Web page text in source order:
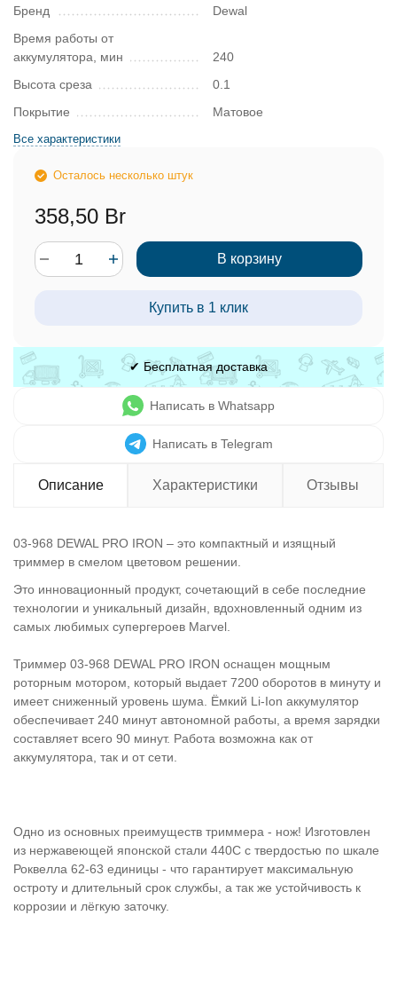
Бренд
Dewal
Время работы от
аккумулятора, мин
240
Высота среза
0.1
Покрытие
Матовое
Все характеристики
Осталось несколько штук
358,50 Br
В корзину
Купить в 1 клик
✔ Бесплатная доставка
Написать в Whatsapp
Написать в Telegram
Описание Характеристики Отзывы
03-968 DEWAL PRO IRON – это компактный и изящный
триммер в смелом цветовом решении.
Это инновационный продукт, сочетающий в себе последние
технологии и уникальный дизайн, вдохновленный одним из
самых любимых супергероев Marvel.
Триммер 03-968 DEWAL PRO IRON оснащен мощным
роторным мотором, который выдает 7200 оборотов в минуту и
имеет сниженный уровень шума. Ёмкий Li-Ion аккумулятор
обеспечивает 240 минут автономной работы, а время зарядки
составляет всего 90 минут. Работа возможна как от
аккумулятора, так и от сети.
Одно из основных преимуществ триммера - нож! Изготовлен
из нержавеющей японской стали 440С с твердостью по шкале
Роквелла 62-63 единицы - что гарантирует максимальную
остроту и длительный срок службы, а так же устойчивость к
коррозии и лёгкую заточку.